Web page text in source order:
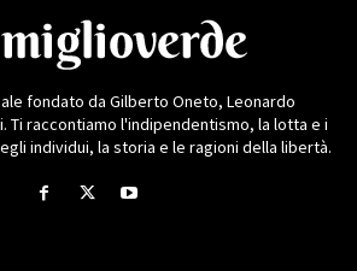
fondato da Gilberto Oneto, Leonardo
Ti raccontiamo l'indipendentismo, la lotta e i
individui, la storia e le ragioni della libertà.